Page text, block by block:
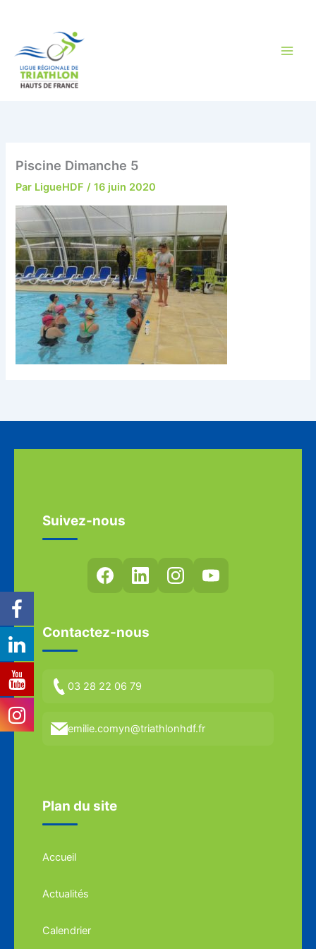
Piscine Dimanche 5
Par LigueHDF/16 juin 2020
Suivez-nous
Contactez-nous
03 28 22 06 79
emilie.comyn@triathlonhdf.fr
Plan du site
Accueil
Actualités
Calendrier